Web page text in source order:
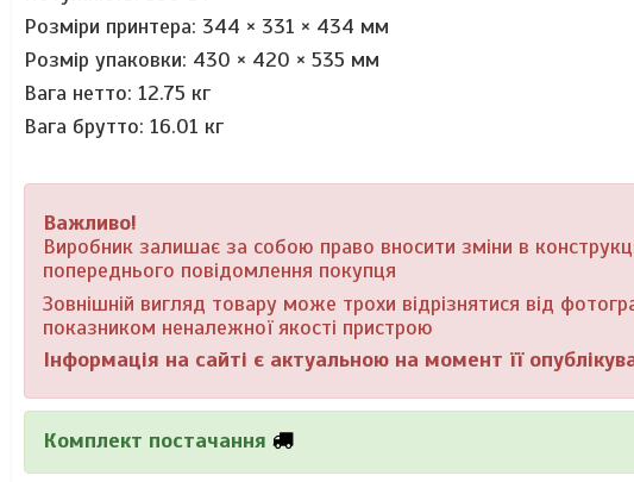
Розміри принтера: 344 × 331 × 434 мм
Розмір упаковки: 430 × 420 × 535 мм
Вага нетто: 12.75 кг
Вага брутто: 16.01 кг
Важливо!
Виробник залишає за собою право вносити зміни в
попереднього повідомлення покупця
Зовнішній вигляд товару може трохи відрізнятися від
показником неналежної якості пристрою
Інформація на сайті є актуальною на момент її
Комплект постачання